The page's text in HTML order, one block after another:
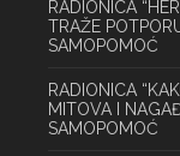
RADIONICA
TRAŽE
SAMOPOMOĆ
RADIONICA
MITOVA I
SAMOPOMOĆ